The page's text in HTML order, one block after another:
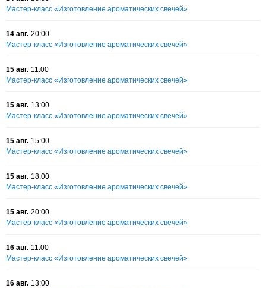
Мастер-класс «Изготовление ароматических свечей»
14 авг. 20:00
Мастер-класс «Изготовление ароматических свечей»
15 авг. 11:00
Мастер-класс «Изготовление ароматических свечей»
15 авг. 13:00
Мастер-класс «Изготовление ароматических свечей»
15 авг. 15:00
Мастер-класс «Изготовление ароматических свечей»
15 авг. 18:00
Мастер-класс «Изготовление ароматических свечей»
15 авг. 20:00
Мастер-класс «Изготовление ароматических свечей»
16 авг. 11:00
Мастер-класс «Изготовление ароматических свечей»
16 авг. 13:00